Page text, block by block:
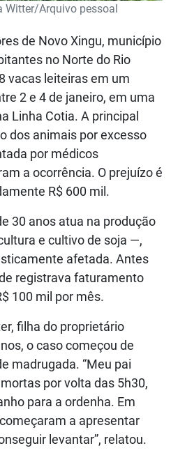
Witter/Arquivo pessoal
de Novo Xingu, município
no Norte do Rio
vacas leiteiras em um
2 e 4 de janeiro, em uma
Linha Cotia. A principal
dos animais por excesso
por médicos
a ocorrência. O prejuízo é
R$ 600 mil.
30 anos atua na produção
e cultivo de soja —,
afetada. Antes
registrava faturamento
100 mil por mês.
filha do proprietário
o caso começou de
madrugada. “Meu pai
por volta das 5h30,
para a ordenha. Em
a apresentar
levantar”, relatou.